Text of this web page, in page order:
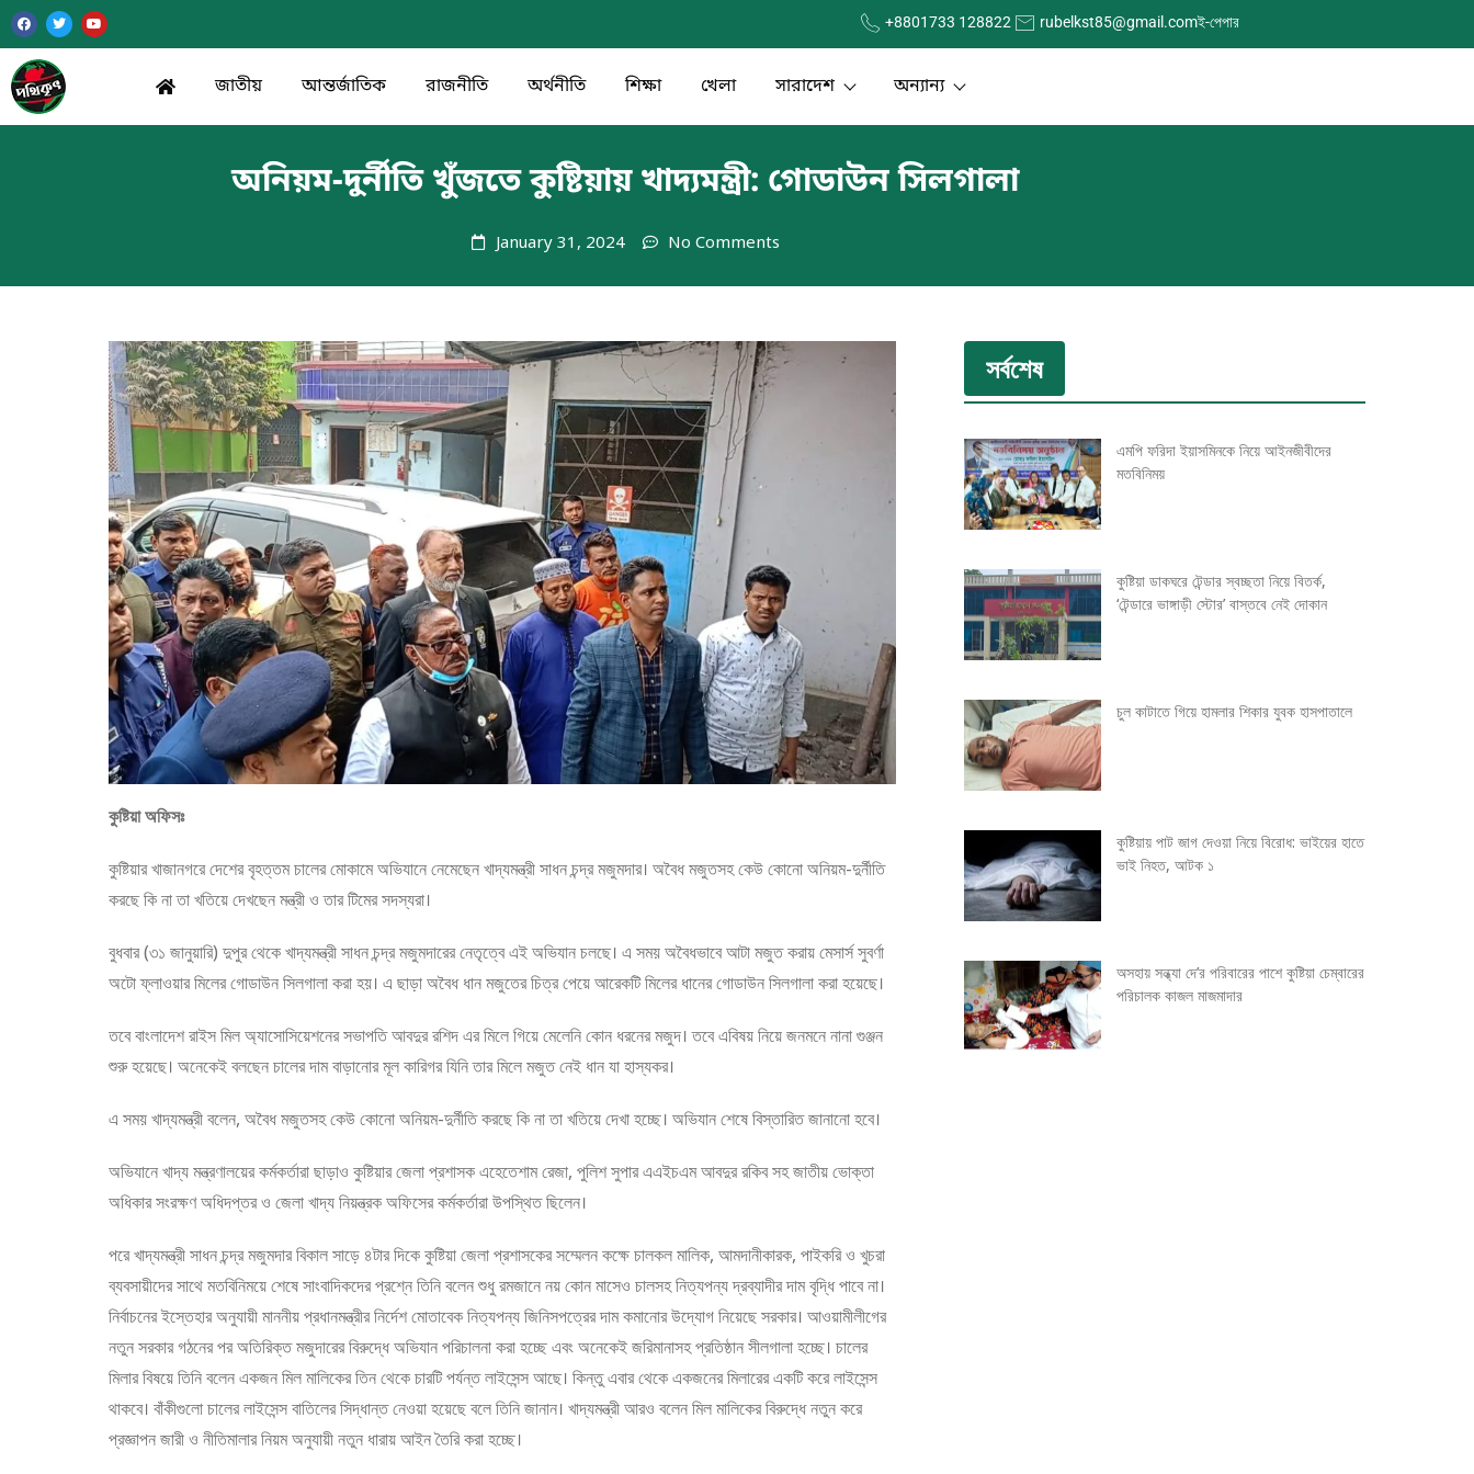
+8801733 128822 rubelkst85@gmail.comই-পেপার
জাতীয় আন্তর্জাতিক রাজনীতি অর্থনীতি শিক্ষা খেলা সারাদেশ অন্যান্য
অনিয়ম-দুর্নীতি খুঁজতে কুষ্টিয়ায় খাদ্যমন্ত্রী: গোডাউন সিলগালা
January 31, 2024 No Comments
কুষ্টিয়া অফিসঃ
কুষ্টিয়ার খাজানগরে দেশের বৃহত্তম চালের মোকামে অভিযানে নেমেছেন খাদ্যমন্ত্রী সাধন চন্দ্র মজুমদার। অবৈধ মজুতসহ কেউ কোনো অনিয়ম-দুর্নীতি
করছে কি না তা খতিয়ে দেখছেন মন্ত্রী ও তার টিমের সদস্যরা।
বুধবার (৩১ জানুয়ারি) দুপুর থেকে খাদ্যমন্ত্রী সাধন চন্দ্র মজুমদারের নেতৃত্বে এই অভিযান চলছে। এ সময় অবৈধভাবে আটা মজুত করায় মেসার্স সুবর্ণা
অটো ফ্লাওয়ার মিলের গোডাউন সিলগালা করা হয়। এ ছাড়া অবৈধ ধান মজুতের চিত্র পেয়ে আরেকটি মিলের ধানের গোডাউন সিলগালা করা হয়েছে।
তবে বাংলাদেশ রাইস মিল অ্যাসোসিয়েশনের সভাপতি আবদুর রশিদ এর মিলে গিয়ে মেলেনি কোন ধরনের মজুদ। তবে এবিষয় নিয়ে জনমনে নানা গুঞ্জন
শুরু হয়েছে। অনেকেই বলছেন চালের দাম বাড়ানোর মূল কারিগর যিনি তার মিলে মজুত নেই ধান যা হাস্যকর।
এ সময় খাদ্যমন্ত্রী বলেন, অবৈধ মজুতসহ কেউ কোনো অনিয়ম-দুর্নীতি করছে কি না তা খতিয়ে দেখা হচ্ছে। অভিযান শেষে বিস্তারিত জানানো হবে।
অভিযানে খাদ্য মন্ত্রণালয়ের কর্মকর্তারা ছাড়াও কুষ্টিয়ার জেলা প্রশাসক এহেতেশাম রেজা, পুলিশ সুপার এএইচএম আবদুর রকিব সহ জাতীয় ভোক্তা
অধিকার সংরক্ষণ অধিদপ্তর ও জেলা খাদ্য নিয়ন্ত্রক অফিসের কর্মকর্তারা উপস্থিত ছিলেন।
পরে খাদ্যমন্ত্রী সাধন চন্দ্র মজুমদার বিকাল সাড়ে ৪টার দিকে কুষ্টিয়া জেলা প্রশাসকের সম্মেলন কক্ষে চালকল মালিক, আমদানীকারক, পাইকরি ও খুচরা
ব্যবসায়ীদের সাথে মতবিনিময়ে শেষে সাংবাদিকদের প্রশ্নে তিনি বলেন শুধু রমজানে নয় কোন মাসেও চালসহ নিত্যপন্য দ্রব্যাদীর দাম বৃদ্ধি পাবে না।
নির্বাচনের ইস্তেহার অনুযায়ী মাননীয় প্রধানমন্ত্রীর নির্দেশ মোতাবেক নিত্যপন্য জিনিসপত্রের দাম কমানোর উদ্যোগ নিয়েছে সরকার। আওয়ামীলীগের
নতুন সরকার গঠনের পর অতিরিক্ত মজুদারের বিরুদ্ধে অভিযান পরিচালনা করা হচ্ছে এবং অনেকেই জরিমানাসহ প্রতিষ্ঠান সীলগালা হচ্ছে। চালের
মিলার বিষয়ে তিনি বলেন একজন মিল মালিকের তিন থেকে চারটি পর্যন্ত লাইসেন্স আছে। কিন্তু এবার থেকে একজনের মিলারের একটি করে লাইসেন্স
থাকবে। বাঁকীগুলো চালের লাইসেন্স বাতিলের সিদ্ধান্ত নেওয়া হয়েছে বলে তিনি জানান। খাদ্যমন্ত্রী আরও বলেন মিল মালিকের বিরুদ্ধে নতুন করে
প্রজ্ঞাপন জারী ও নীতিমালার নিয়ম অনুযায়ী নতুন ধারায় আইন তৈরি করা হচ্ছে।
সর্বশেষ
এমপি ফরিদা ইয়াসমিনকে নিয়ে আইনজীবীদের
মতবিনিময়
কুষ্টিয়া ডাকঘরে টেন্ডার স্বচ্ছতা নিয়ে বিতর্ক,
‘টেন্ডারে ভাঙ্গাড়ী স্টোর’ বাস্তবে নেই দোকান
চুল কাটাতে গিয়ে হামলার শিকার যুবক হাসপাতালে
কুষ্টিয়ায় পাট জাগ দেওয়া নিয়ে বিরোধ: ভাইয়ের হাতে
ভাই নিহত, আটক ১
অসহায় সন্ধ্যা দে’র পরিবারের পাশে কুষ্টিয়া চেম্বারের
পরিচালক কাজল মাজমাদার